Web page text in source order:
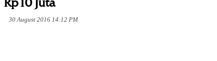
Rp10 Juta
30 August 2016 14:12 PM